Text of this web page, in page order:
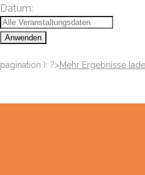
Datum:
Anwenden
pagination ): ?>Mehr Ergebnisse